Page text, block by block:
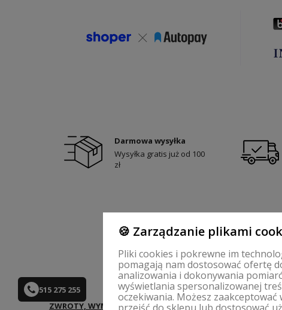
515 275 255
Darmowa wysyłka
Wysyłka gratis już od 100
zł
ZWROTY, WYMIANY | REGULAMIN MOJE KONTO
🍪 Zarządzanie plikami
Pliki cookies i pokrewne im
pomagają nam dostosować ofertę
analizowania i dokonywania
wyświetlania spersonalizowanej
oczekiwania. Możesz